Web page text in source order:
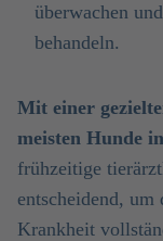
überwachen
behandeln.
Mit einer
meisten Hunde
frühzeitige
entscheidend, um
Krankheit